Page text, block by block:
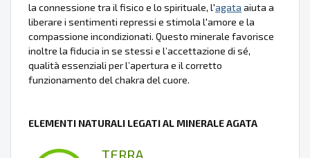
la connessione tra il fisico e lo spirituale, l'agata aiuta a
liberare i sentimenti repressi e stimola l'amore e la
compassione incondizionati. Questo minerale favorisce
inoltre la fiducia in se stessi e l’accettazione di sé,
qualità essenziali per l’apertura e il corretto
funzionamento del chakra del cuore.
ELEMENTI NATURALI LEGATI AL MINERALE AGATA
TERRA